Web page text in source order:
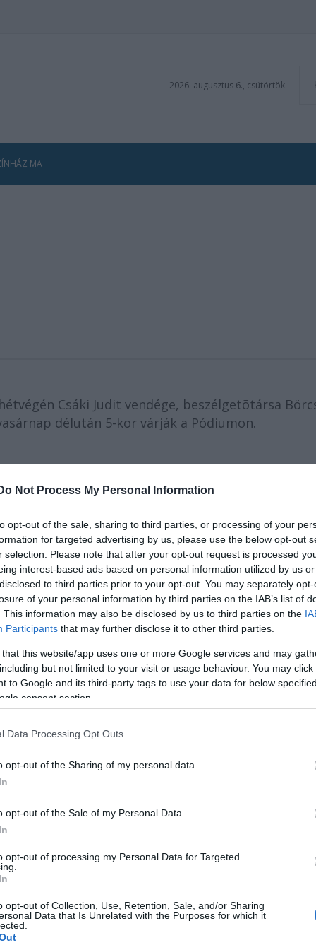
Not Process My Personal Information
opt-out of the sale, sharing to third parties, or processing of your
for targeted advertising by us, please use the below opt-out
selection. Please note that after your opt-out request is processed
interest-based ads based on personal information utilized by us
to third parties prior to your opt-out. You may separately
of your personal information by third parties on the IAB’s list of
This information may also be disclosed by us to third parties on the
Participants that may further disclose it to other third parties.
that this website/app uses one or more Google services and may
but not limited to your visit or usage behaviour. You may
to Google and its third-party tags to use your data for below
consent section.
Data Processing Opt Outs
opt-out of the Sharing of my personal data.
opt-out of the Sale of my Personal Data.
opt-out of processing my Personal Data for Targeted
opt-out of Collection, Use, Retention, Sale, and/or Sharing
Data that Is Unrelated with the Purposes for which it
2026. augusztus 6., csütörtök
MA
Csáki Judit vendége, beszélgetõtársa
délután 5-kor várják a Pódiumon.
A középiskolában irodalom-dráma
Főiskolára,Marton Lászlóosztályába.
Csiky Gergely Színházban játszott, 1994
már; emlékezetes filmszerepei közé tartozik
Böbe szerepe, vagySalamon András, Zsötem
között az